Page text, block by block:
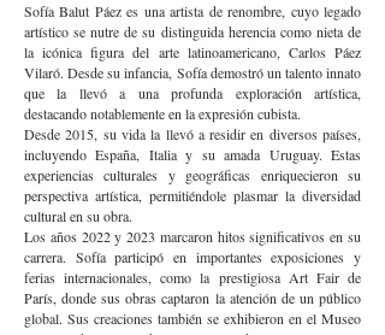
Sofía Balut Páez es una artista de renombre, cuyo legado
artístico se nutre de su distinguida herencia como nieta de
la icónica figura del arte latinoamericano, Carlos Páez
Vilaró. Desde su infancia, Sofía demostró un talento innato
que la llevó a una profunda exploración artística,
destacando notablemente en la expresión cubista.
Desde 2015, su vida la llevó a residir en diversos países,
incluyendo España, Italia y su amada Uruguay. Estas
experiencias culturales y geográficas enriquecieron su
perspectiva artística, permitiéndole plasmar la diversidad
cultural en su obra.
Los años 2022 y 2023 marcaron hitos significativos en su
carrera. Sofía participó en importantes exposiciones y
ferias internacionales, como la prestigiosa Art Fair de
París, donde sus obras captaron la atención de un público
global. Sus creaciones también se exhibieron en el Museo